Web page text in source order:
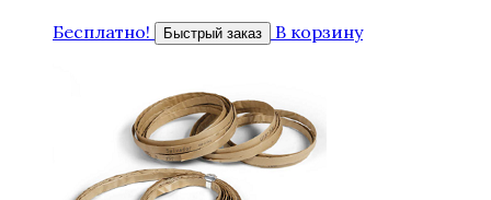
Бесплатно! Быстрый заказ В корзину